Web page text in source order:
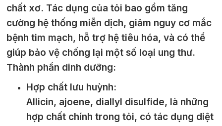
chất xơ. Tác dụng của tỏi bao gồm tăng
cường hệ thống miễn dịch, giảm nguy cơ mắc
bệnh tim mạch, hỗ trợ hệ tiêu hóa, và có thể
giúp bảo vệ chống lại một số loại ung thư.
Thành phần dinh dưỡng:
Hợp chất lưu huỳnh:
Allicin, ajoene, diallyl disulfide, là những
hợp chất chính trong tỏi, có tác dụng diệt